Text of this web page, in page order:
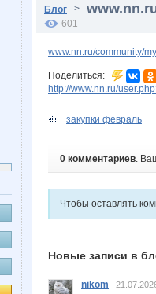
Блог >
601
www.nn.ru/community/
Поделиться:
http://www.nn.ru/
закупки февраль
0 комментариев.
Чтобы оставлять
Новые записи в
nikom